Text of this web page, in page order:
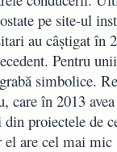
pe site-ul
au câştigat în
Pentru
simbolice.
care în 2013
proiectele de
el are cel mai mic